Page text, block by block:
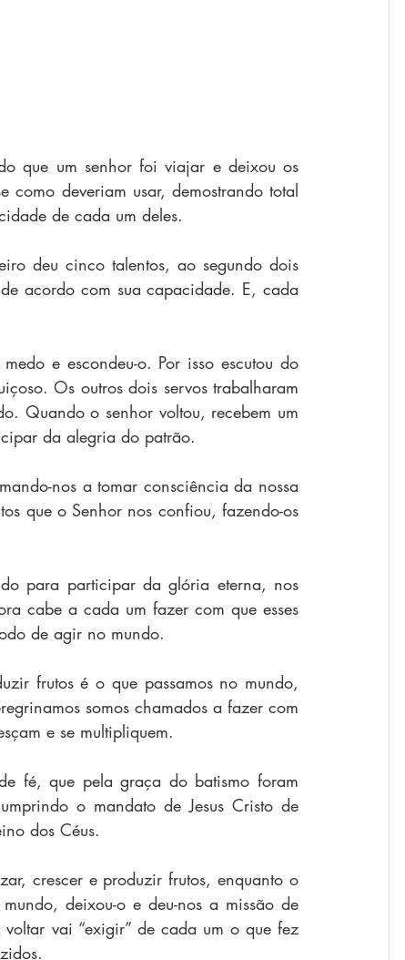
que um senhor foi viajar e deixou os
como deveriam usar, demostrando total
de cada um deles.
deu cinco talentos, ao segundo dois
acordo com sua capacidade. E, cada
e escondeu-o. Por isso escutou do
Os outros dois servos trabalharam
Quando o senhor voltou, recebem um
da alegria do patrão.
nos a tomar consciência da nossa
que o Senhor nos confiou, fazendo-os
para participar da glória eterna, nos
cabe a cada um fazer com que esses
de agir no mundo.
frutos é o que passamos no mundo,
somos chamados a fazer com
e se multipliquem.
fé, que pela graça do batismo foram
o mandato de Jesus Cristo de
dos Céus.
crescer e produzir frutos, enquanto o
deixou-o e deu-nos a missão de
vai “exigir” de cada um o que fez